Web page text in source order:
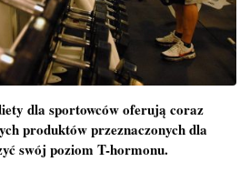
dla sportowców oferują coraz
produktów przeznaczonych dla
swój poziom T-hormonu.